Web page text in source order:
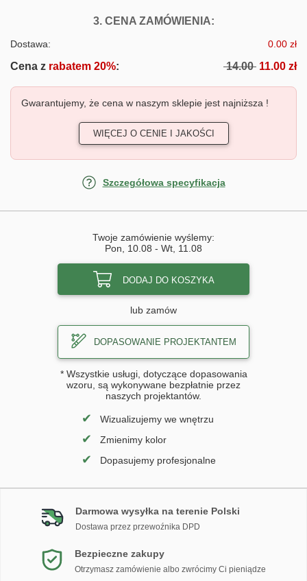
3. CENA ZAMÓWIENIA:FOTOTAPETY
Dostawa: 0.00 zł
Cena z rabatem 20%: 14.00 11.00 zł
Gwarantujemy, że cena w naszym sklepie jest najniższa !
WIĘCEJ O CENIE I JAKOŚCI
Szczegółowa specyfikacja
Twoje zamówienie wyślemy:
Pon, 10.08 - Wt, 11.08
DODAJ DO KOSZYKA
lub zamów
DOPASOWANIE PROJEKTANTEM
* Wszystkie usługi, dotyczące dopasowania
wzoru, są wykonywane bezpłatnie przez
naszych projektantów.
✔ Wizualizujemy we wnętrzu
✔ Zmienimy kolor
✔ Dopasujemy profesjonalne
Darmowa wysyłka na terenie Polski
Dostawa przez przewoźnika DPD
Bezpieczne zakupy
Otrzymasz zamówienie albo zwrócimy Ci pieniądze